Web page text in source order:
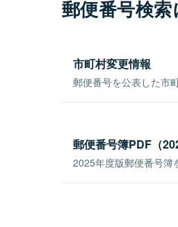
郵便番号検
市町村変更情報
郵便番号を公表した市
郵便番号簿PDF（
2025年度版郵便番号簿